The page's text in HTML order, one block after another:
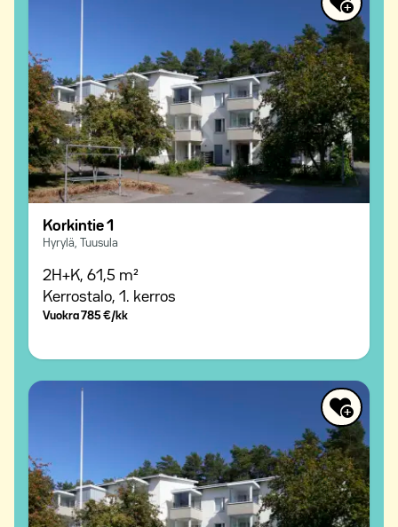
Korkintie 1
Hyrylä, Tuusula
2H+K, 61,5 m²
Kerrostalo, 1. kerros
Vuokra785 €/kk